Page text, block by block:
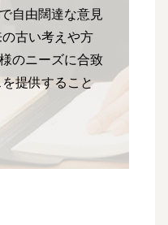
自由闊達な意見
古い考えや方
のニーズに合致
提供すること